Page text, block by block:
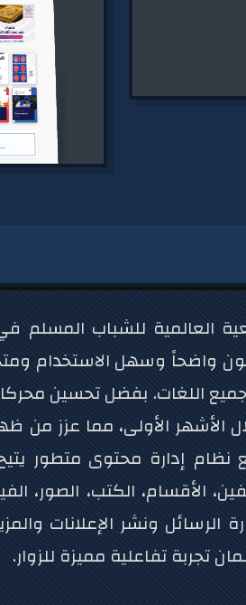
للشباب المسلم في
واضحاً وسهل الاستخدام
اللغات. بفضل تحسين
بخريطة تضم حوالي 10,000 رابط خلال الأشهر الأولى،
إدارة محتوى متطور
الأقسام، الكتب، الصور،
الرسائل ونشر الإعلانات
تفاعلية مميزة للزوار.